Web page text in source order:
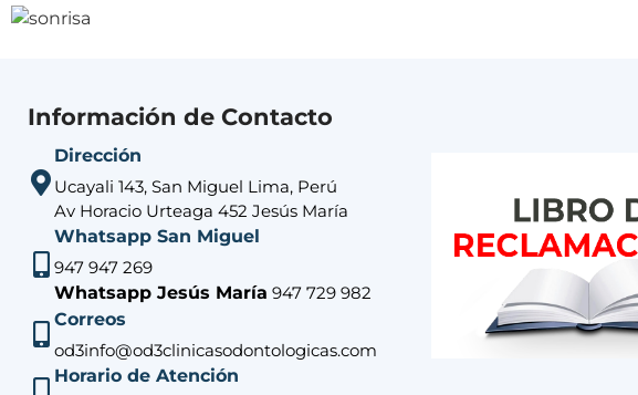
Información de Contacto
Dirección
Ucayali 143, San Miguel Lima, Perú
Av Horacio Urteaga 452 Jesús María
Whatsapp San Miguel
947 947 269
Whatsapp Jesús María 947 729 982
Correos
od3info@od3clinicasodontologicas.com
Horario de Atención